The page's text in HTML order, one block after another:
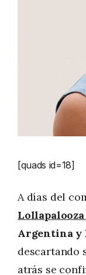
[quads id=18]
A días del
Lollapalooza
Argentina y
descartando
atrás se